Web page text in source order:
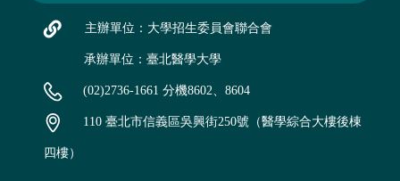
主辦單位：大學招生委員會聯合會
承辦單位：臺北醫學大學
(02)2736-1661 分機8602、8604
110 臺北市信義區吳興街250號（醫學綜合大樓後棟
四樓）